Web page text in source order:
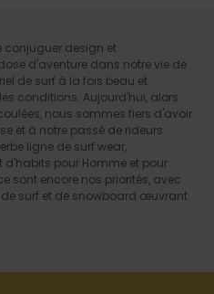
conjuguer design et
d'aventure dans notre vie de
de surf à la fois beau et
conditions. Aujourd'hui, alors
nous sommes fiers d'avoir
et à notre passé de rideurs
ligne de surf wear,
pour Homme et pour
sont encore nos priorités, avec
surf et de snowboard œuvrant